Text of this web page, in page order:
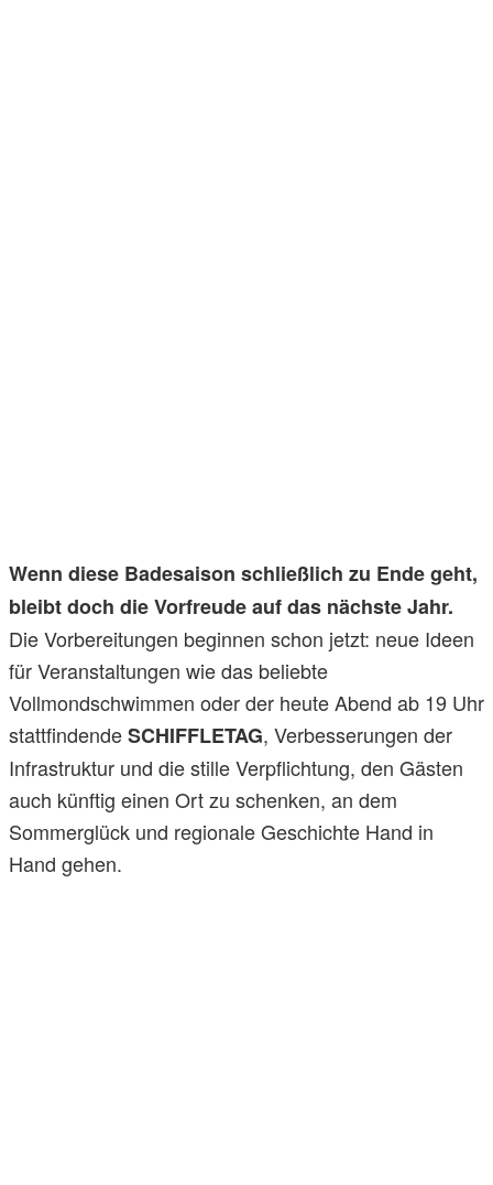
Wenn diese Badesaison schließlich zu Ende geht,
bleibt doch die Vorfreude auf das nächste Jahr.
Die Vorbereitungen beginnen schon jetzt: neue Ideen
für Veranstaltungen wie das beliebte
Vollmondschwimmen oder der heute Abend ab 19 Uhr
stattfindendeSCHIFFLETAG, Verbesserungen der
Infrastruktur und die stille Verpflichtung, den Gästen
auch künftig einen Ort zu schenken, an dem
Sommerglück und regionale Geschichte Hand in
Hand gehen.